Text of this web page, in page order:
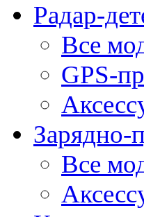
Радар-
Все
GPS-
Зарядно-
Все